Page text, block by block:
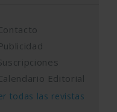
Editorial
todas las revistas